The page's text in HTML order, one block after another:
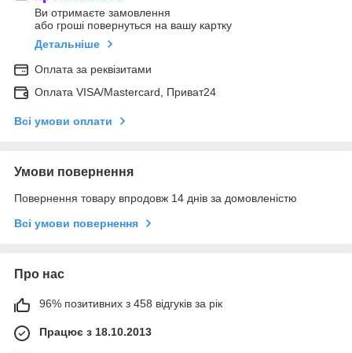
Ви отримаєте замовлення
або гроші повернуться на вашу картку
Детальніше
Оплата за реквізитами
Оплата VISA/Mastercard, Приват24
Всі умови оплати
Умови повернення
Повернення товару впродовж 14 днів за домовленістю
Всі умови повернення
Про нас
96% позитивних з 458 відгуків за рік
Працює з 18.10.2013